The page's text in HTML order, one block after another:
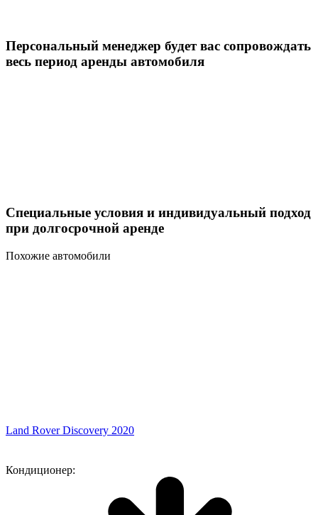
Персональный менеджер будет вас сопровождать
весь период аренды автомобиля
Специальные условия и индивидуальный подход
при долгосрочной аренде
Похожие автомобили
Land Rover Discovery 2020
Кондиционер: